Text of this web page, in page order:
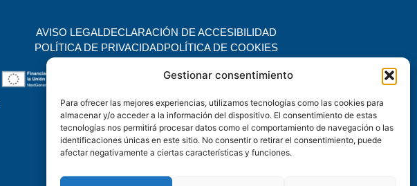
Gestionar consentimiento
Para ofrecer las mejores experiencias, utilizamos tecnologías como las cookies para
almacenar y/o acceder a la información del dispositivo. El consentimiento de estas
tecnologías nos permitirá procesar datos como el comportamiento de navegación o las
identificaciones únicas en este sitio. No consentir o retirar el consentimiento, puede
afectar negativamente a ciertas características y funciones.
AVISO LEGALDECLARACIÓN DE ACCESIBILIDAD
POLÍTICA DE PRIVACIDADPOLÍTICA DE COOKIES